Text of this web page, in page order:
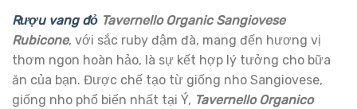
Rượu vang đỏ Tavernello Organic Sangiovese
Rubicone, với sắc ruby đậm đà, mang đến hương vị
thơm ngon hoàn hảo, là sự kết hợp lý tưởng cho bữa
ăn của bạn. Được chế tạo từ giống nho Sangiovese,
giống nho phổ biến nhất tại Ý, Tavernello Organico